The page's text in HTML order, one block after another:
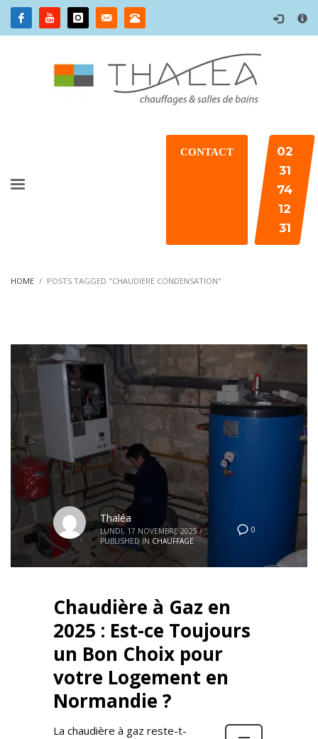
×
CONTACT
02
31
74
12
31
HOME POSTS TAGGED "CHAUDIERE CONDENSATION"
0
Thaléa
LUNDI, 17 NOVEMBRE 2025 /
PUBLISHED IN CHAUFFAGE
Chaudière à Gaz en
2025 : Est-ce Toujours
un Bon Choix pour
votre Logement en
Normandie ?
La chaudière à gaz reste-t-